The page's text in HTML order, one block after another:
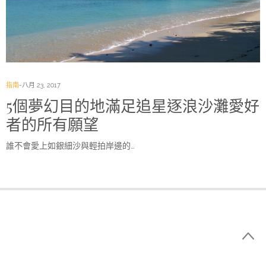
指南 八月 23, 2017
5個夢幻目的地滿足追星逐浪沙灘愛好
者的所有願望
誰不會愛上如銀細沙與輕拍岸邊的…